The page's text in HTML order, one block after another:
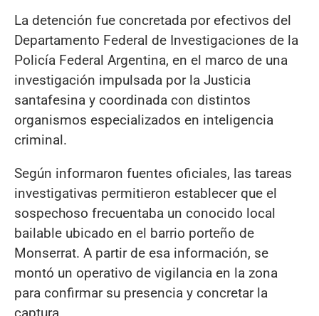
La detención fue concretada por efectivos del
Departamento Federal de Investigaciones de la
Policía Federal Argentina, en el marco de una
investigación impulsada por la Justicia
santafesina y coordinada con distintos
organismos especializados en inteligencia
criminal.
Según informaron fuentes oficiales, las tareas
investigativas permitieron establecer que el
sospechoso frecuentaba un conocido local
bailable ubicado en el barrio porteño de
Monserrat. A partir de esa información, se
montó un operativo de vigilancia en la zona
para confirmar su presencia y concretar la